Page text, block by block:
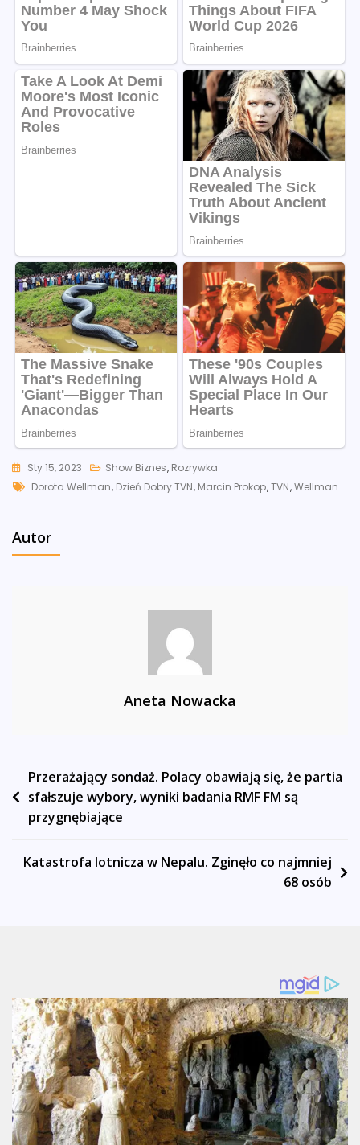
Sty 15, 2023 Show Biznes, Rozrywka
Tags
Dorota Wellman, Dzień Dobry TVN, Marcin Prokop,TVN,Wellman
Autor
Aneta Nowacka
Nawigacja
wpisu
Przerażający sondaż. Polacy obawiają się, że partia
sfałszuje wybory, wyniki badania RMF FM są
przygnębiające
Katastrofa lotnicza w Nepalu. Zginęło co najmniej
68 osób